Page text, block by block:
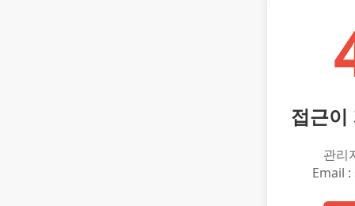
접근이
관리
Email